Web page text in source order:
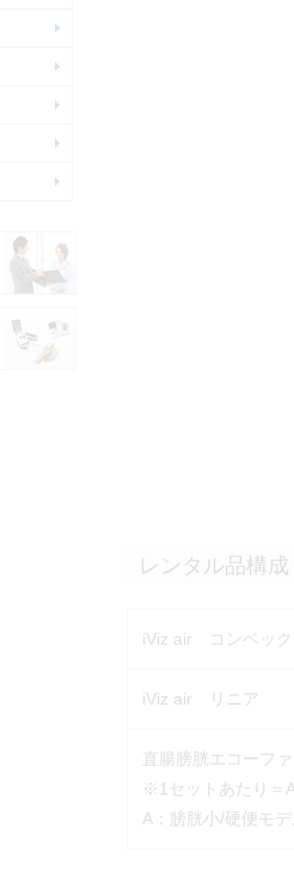
レンタル品構成
iViz air コンベッ
iViz air リニア
直腸膀胱エコーフ
※1セットあたり＝
A：膀胱小/硬便モ